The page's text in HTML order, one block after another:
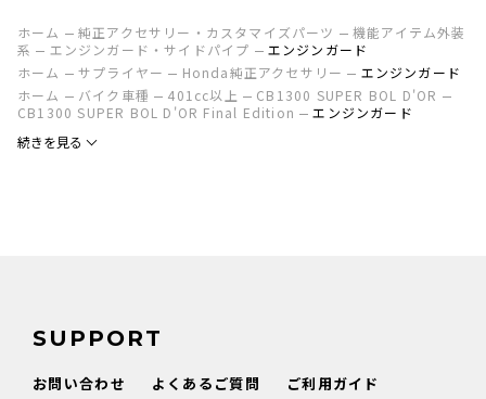
ホーム 純正アクセサリー・カスタマイズパーツ
機能アイテム外装
系
エンジンガード・サイドパイプ
エンジンガード
ホーム
サプライヤー Honda純正アクセサリー
エンジンガード
ホーム
バイク車種 401cc以上
CB1300 SUPER BOL D'OR
CB1300 SUPER BOL D'OR Final Edition
エンジンガード
続きを見る
SUPPORT
お問い合わせ よくあるご質問
ご利用ガイド